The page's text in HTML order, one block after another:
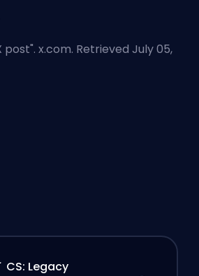
post". x.com. Retrieved July 05,
CS: Legacy